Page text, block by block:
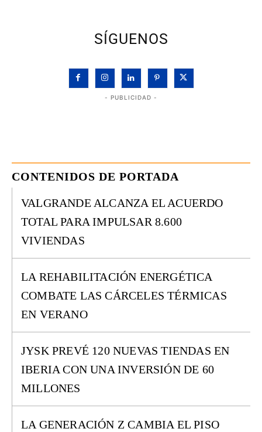
SÍGUENOS
- PUBLICIDAD -
CONTENIDOS DE PORTADA
VALGRANDE ALCANZA EL ACUERDO
TOTAL PARA IMPULSAR 8.600
VIVIENDAS
LA REHABILITACIÓN ENERGÉTICA
COMBATE LAS CÁRCELES TÉRMICAS
EN VERANO
JYSK PREVÉ 120 NUEVAS TIENDAS EN
IBERIA CON UNA INVERSIÓN DE 60
MILLONES
LA GENERACIÓN Z CAMBIA EL PISO